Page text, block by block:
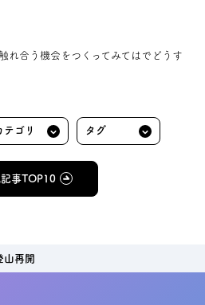
れ合う機会をつくってみてはでどうす
記事TOP10
山再開